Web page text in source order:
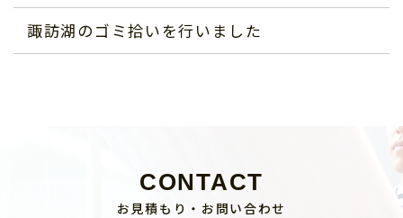
諏訪湖のゴミ拾いを行いました
CONTACT
お見積もり・お問い合わせ